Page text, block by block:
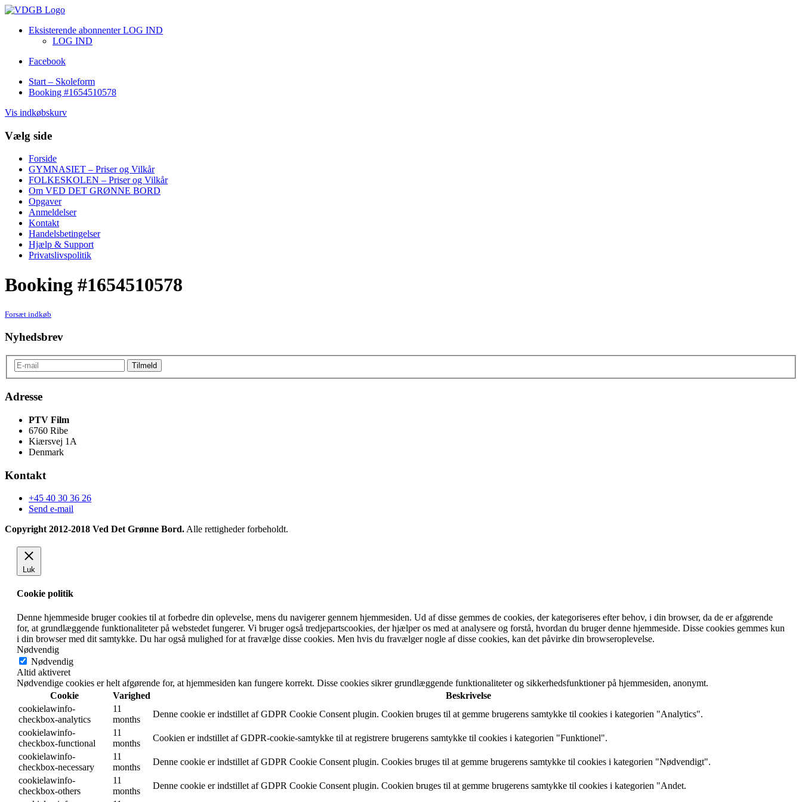
Eksisterende abonnenter LOG IND
LOG IND
Facebook
Start – Skoleform
Booking #1654510578
Vis indkøbskurv
Vælg side
Forside
GYMNASIET – Priser og Vilkår
FOLKESKOLEN – Priser og Vilkår
Om VED DET GRØNNE BORD
Opgaver
Anmeldelser
Kontakt
Handelsbetingelser
Hjælp & Support
Privatslivspolitik
Booking #1654510578
Forsæt indkøb
Nyhedsbrev
Adresse
PTV Film
6760 Ribe
Kiærsvej 1A
Denmark
Kontakt
+45 40 30 36 26
Send e-mail
Copyright 2012-2018 Ved Det Grønne Bord. Alle rettigheder forbeholdt.
Luk
Cookie politik
Denne hjemmeside bruger cookies til at forbedre din oplevelse, mens du navigerer gennem hjemmesiden. Ud af disse gemmes de cookies, der kategoriseres efter behov, i din browser, da de er afgørende
for, at grundlæggende funktionaliteter på webstedet fungerer. Vi bruger også tredjepartscookies, der hjælper os med at analysere og forstå, hvordan du bruger denne hjemmeside. Disse cookies gemmes kun
i din browser med dit samtykke. Du har også mulighed for at fravælge disse cookies. Men hvis du fravælger nogle af disse cookies, kan det påvirke din browseroplevelse.
Nødvendig
Nødvendig
Altid aktiveret
Nødvendige cookies er helt afgørende for, at hjemmesiden kan fungere korrekt. Disse cookies sikrer grundlæggende funktionaliteter og sikkerhedsfunktioner på hjemmesiden, anonymt.
Cookie
Varighed
Beskrivelse
cookielawinfo-
checkbox-analytics
11
months
Denne cookie er indstillet af GDPR Cookie Consent plugin. Cookien bruges til at gemme brugerens samtykke til cookies i kategorien "Analytics".
cookielawinfo-
checkbox-functional
11
months
Cookien er indstillet af GDPR-cookie-samtykke til at registrere brugerens samtykke til cookies i kategorien "Funktionel".
cookielawinfo-
checkbox-necessary
11
months
Denne cookie er indstillet af GDPR Cookie Consent plugin. Cookies bruges til at gemme brugerens samtykke til cookies i kategorien "Nødvendigt".
cookielawinfo-
checkbox-others
11
months
Denne cookie er indstillet af GDPR Cookie Consent plugin. Cookien bruges til at gemme brugerens samtykke til cookies i kategorien "Andet.